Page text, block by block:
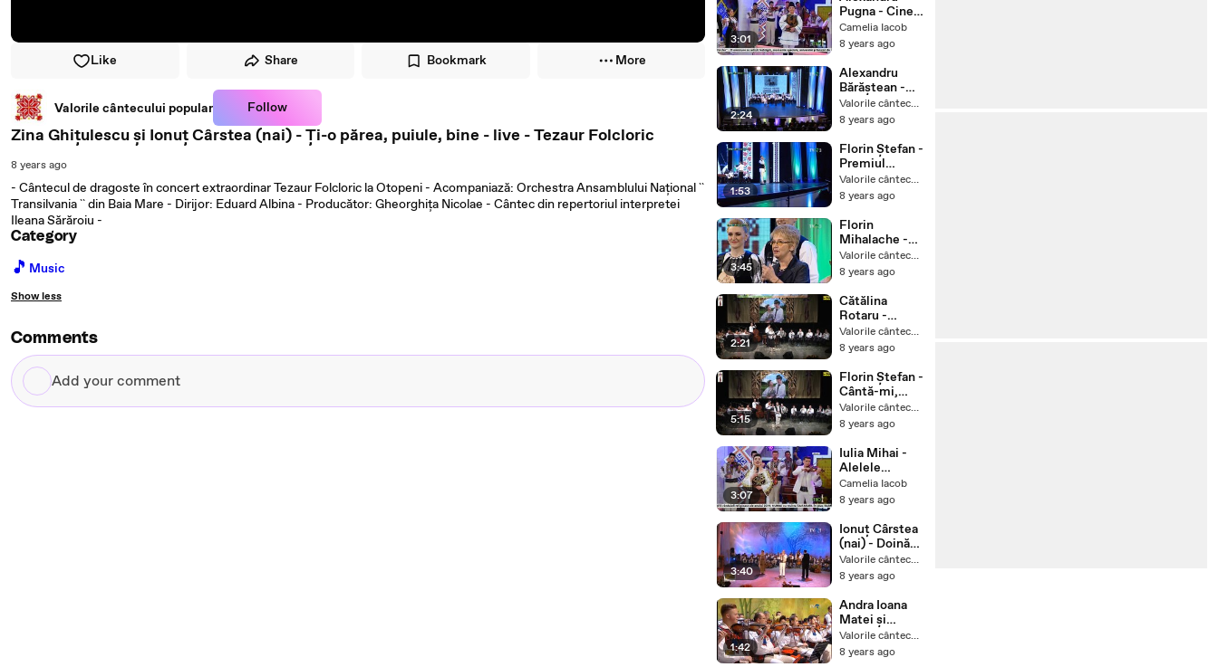
Like Share Bookmark More
Valorile cântecului popular Follow
Zina Ghițulescu și Ionuț Cârstea (nai) - Ți-o părea, puiule, bine - live - Tezaur Folcloric
8 years ago
- Cântecul de dragoste în concert extraordinar Tezaur Folcloric la Otopeni - Acompaniază: Orchestra Ansamblului Național ``
Transilvania `` din Baia Mare - Dirijor: Eduard Albina - Producător: Gheorghița Nicolae - Cântec din repertoriul interpretei
Ileana Sărăroiu -
Category
🎵 Music
Show less
Comments
Add
your
3:01
Pugna - Cine
mână boii bine
Camelia Iacob
8 years ago
2:24
Alexandru
Bărăștean -
Premiu
special
UAIFMR -
Festivalul
Lucreția
Ciobanu -
2018
Valorile cântecului popular
8 years ago
1:53
Florin Ștefan -
Premiul
Cerculului
Militar Sibiu -
Ciobanu -
2018
Valorile cântecului popular
8 years ago
3:45
Florin
Mihalache -
Premiul al II -
lea - Fest.
Ciobanu 2018
Valorile cântecului popular
8 years ago
2:21
Cătălina
Rotaru -
Premiul al III -
lea - Fest. ``
Bârsei `` -
Brașov 2018
Valorile cântecului popular
8 years ago
5:15
Florin Ștefan -
Cântă-mi,
cucule, mai
rar și
inimioară
Valorile cântecului popular
8 years ago
3:07
Iulia Mihai -
Alelele
salcioara
Camelia Iacob
8 years ago
3:40
Ionuț Cârstea
(nai) - Doină
de dor și
Ciocârlia - live
Folcloric
Valorile cântecului popular
8 years ago
1:42
Andra Ioana
Matei și
Dănuț Onoiu -
Ionel și
Valorile cântecului popular
8 years ago